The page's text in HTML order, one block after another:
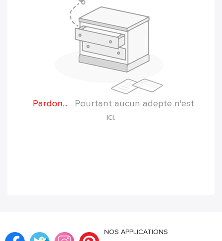
Pardon...
Pourtant aucun adepte n'est
ici.
NOS APPLICATIONS